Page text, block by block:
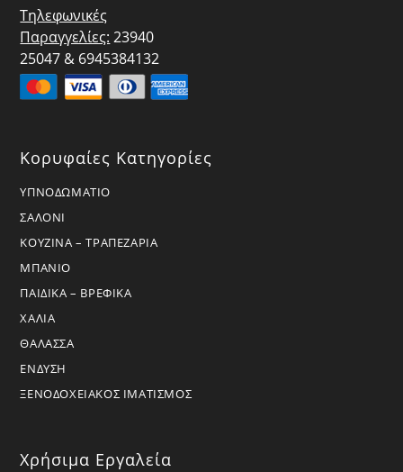
Τηλεφωνικές
Παραγγελίες: 23940
25047 & 6945384132
Κορυφαίες Κατηγορίες
ΥΠΝΟΔΩΜΑΤΙΟ
ΣΑΛΟΝΙ
ΚΟΥΖΙΝΑ – ΤΡΑΠΕΖΑΡΙΑ
ΜΠΑΝΙΟ
ΠΑΙΔΙΚΑ – ΒΡΕΦΙΚΑ
ΧΑΛΙΑ
ΘΑΛΑΣΣΑ
ΕΝΔΥΣΗ
ΞΕΝΟΔΟΧΕΙΑΚΟΣ ΙΜΑΤΙΣΜΟΣ
Χρήσιμα Εργαλεία